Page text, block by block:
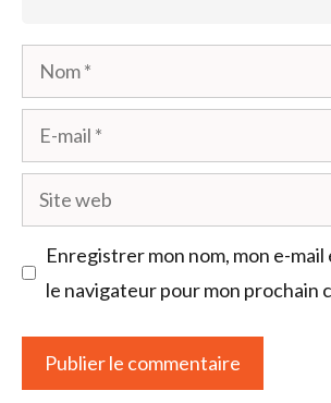
Nom
mail
Site
web
Enregistrer mon nom, mon e-mail
le navigateur pour mon prochain